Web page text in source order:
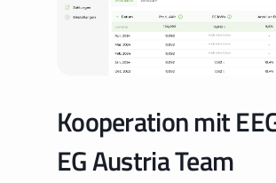
Kooperation mit
EG Austria Team